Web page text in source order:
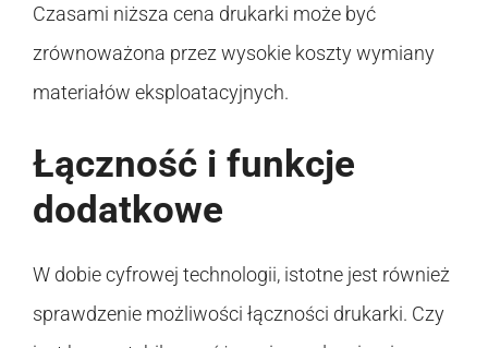
Czasami niższa cena drukarki może być
zrównoważona przez wysokie koszty wymiany
materiałów eksploatacyjnych.
Łączność i funkcje
dodatkowe
W dobie cyfrowej technologii, istotne jest również
sprawdzenie możliwości łączności drukarki. Czy